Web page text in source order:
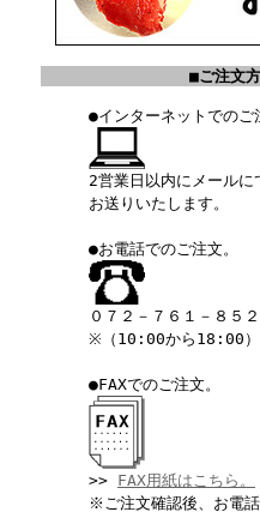
■ご注文
●インターネットでのご
2営業日以内にメールに
お送りいたします。
●お電話でのご注文。
０７２－７６１－８５２
※（10:00から18:00
●FAXでのご注文。
>> FAX用紙はこちら。
※ご注文確認後、お電話